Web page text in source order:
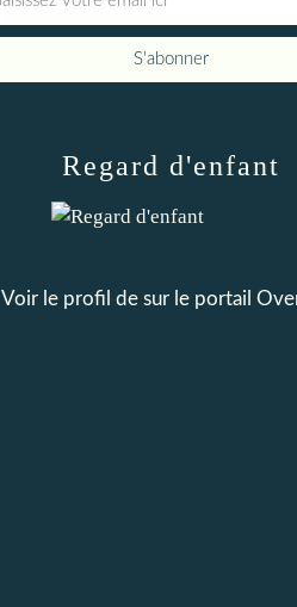
Regard d'enfant
Voir le profil de sur le portail